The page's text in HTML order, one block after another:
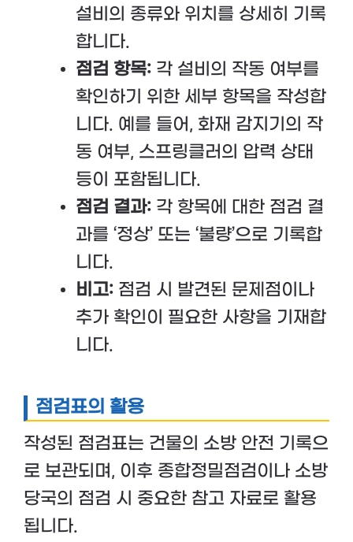
설비의 종류와 위치를 상세히 기록
합니다.
점검 항목: 각 설비의 작동 여부를
확인하기 위한 세부 항목을 작성합
니다. 예를 들어, 화재 감지기의 작
동 여부, 스프링클러의 압력 상태
등이 포함됩니다.
점검 결과: 각 항목에 대한 점검 결
과를 ‘정상’ 또는 ‘불량’으로 기록합
니다.
비고: 점검 시 발견된 문제점이나
추가 확인이 필요한 사항을 기재합
니다.
점검표의 활용
작성된 점검표는 건물의 소방 안전 기록으
로 보관되며, 이후 종합정밀점검이나 소방
당국의 점검 시 중요한 참고 자료로 활용
됩니다.